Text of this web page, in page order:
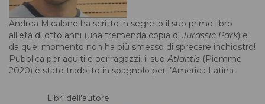
Andrea Micalone ha scritto in segreto il suo primo libro
all’età di otto anni (una tremenda copia diJurassic Park) e
da quel momento non ha più smesso di sprecare inchiostro!
Pubblica per adulti e per ragazzi, il suoAtlantis (Piemme
2020) è stato tradotto in spagnolo per l’America Latina
Libri dell'autore